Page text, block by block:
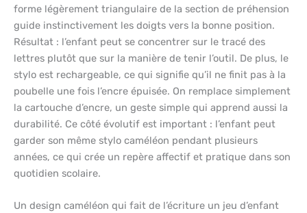
forme légèrement triangulaire de la section de préhension
guide instinctivement les doigts vers la bonne position.
Résultat : l’enfant peut se concentrer sur le tracé des
lettres plutôt que sur la manière de tenir l’outil. De plus, le
stylo est rechargeable, ce qui signifie qu’il ne finit pas à la
poubelle une fois l’encre épuisée. On remplace simplement
la cartouche d’encre, un geste simple qui apprend aussi la
durabilité. Ce côté évolutif est important : l’enfant peut
garder son même stylo caméléon pendant plusieurs
années, ce qui crée un repère affectif et pratique dans son
quotidien scolaire.
Un design caméléon qui fait de l’écriture un jeu d’enfant